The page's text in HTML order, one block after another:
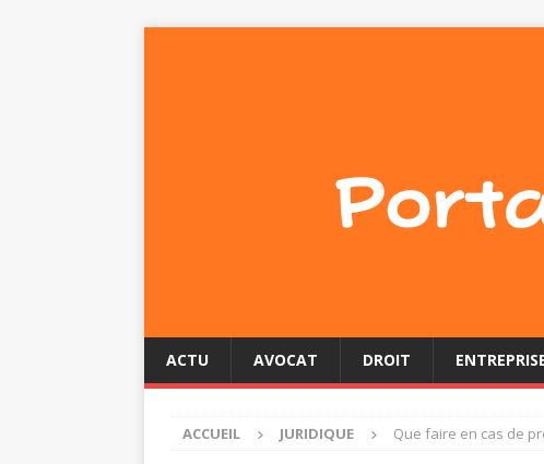
ACTU AVOCAT DROIT
ACCUEIL JURIDIQUE Que faire en cas de